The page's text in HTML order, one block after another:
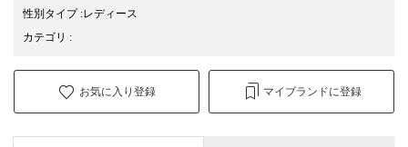
性別タイプ:レディース
カテゴリ :
お気に入り登録 マイブランドに登録